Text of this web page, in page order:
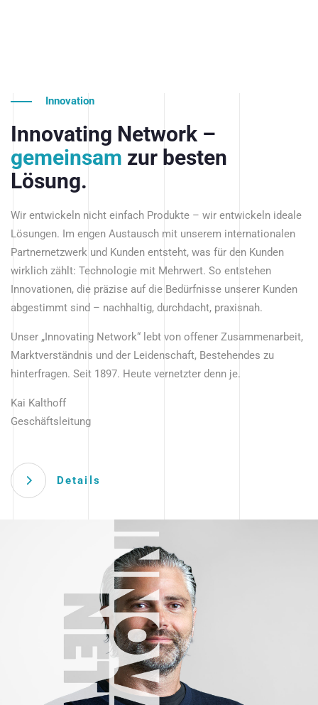
Innovation
Innovating Network –
gemeinsam zur besten
Lösung.
Wir entwickeln nicht einfach Produkte – wir entwickeln ideale
Lösungen. Im engen Austausch mit unserem internationalen
Partnernetzwerk und Kunden entsteht, was für den Kunden
wirklich zählt: Technologie mit Mehrwert. So entstehen
Innovationen, die präzise auf die Bedürfnisse unserer Kunden
abgestimmt sind – nachhaltig, durchdacht, praxisnah.
Unser „Innovating Network“ lebt von offener Zusammenarbeit,
Marktverständnis und der Leidenschaft, Bestehendes zu
hinterfragen. Seit 1897. Heute vernetzter denn je.
Kai Kalthoff
Geschäftsleitung
Details